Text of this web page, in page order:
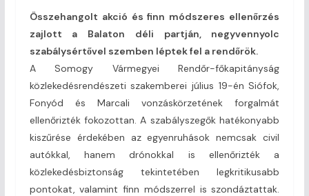
Összehangolt akció és finn módszeres ellenőrzés
zajlott a Balaton déli partján, negyvennyolc
szabálysértővel szemben léptek fel a rendőrök.
A Somogy Vármegyei Rendőr-főkapitányság
közlekedésrendészeti szakemberei július 19-én Siófok,
Fonyód és Marcali vonzáskörzetének forgalmát
ellenőrizték fokozottan. A szabályszegők hatékonyabb
kiszűrése érdekében az egyenruhások nemcsak civil
autókkal, hanem drónokkal is ellenőrizték a
közlekedésbiztonság tekintetében legkritikusabb
pontokat, valamint finn módszerrel is szondáztattak.